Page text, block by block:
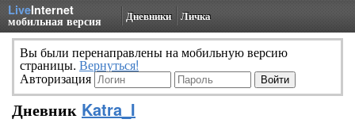
LiveInternet
мобильная версия Дневники Личка
Вы были перенаправлены на мобильную версию
страницы. Вернуться!
Авторизация
Дневник Katra_I